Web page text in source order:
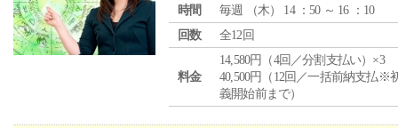
時間
毎週 （木） 14 ：50 ～ 16 ：10
回数
全12回
料金
14,580円（4回／分割支払い）×3
40,500円（12回／一括前納支払※
義開始前まで）